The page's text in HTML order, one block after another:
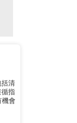
清
指
機會